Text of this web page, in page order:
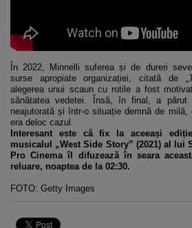
În 2022, Minnelli suferea și de dureri
surse apropiate organizației, citată de „
alegerea unui scaun cu rotile a fost
sănătatea vedetei. Însă, în final, a
neajutorată și într-o situație demnă de
era deloc cazul.
Interesant este că fix la aceeași
musicalul „West Side Story” (2021) al lui
Pro Cinema îl difuzează în seara
reluare, noaptea de la 02:30.
FOTO: Getty Images